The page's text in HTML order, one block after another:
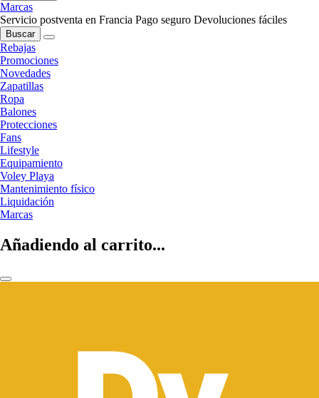
Marcas
Servicio postventa en Francia Pago seguro Devoluciones fáciles
Buscar
Rebajas
Promociones
Novedades
Zapatillas
Ropa
Balones
Protecciones
Fans
Lifestyle
Equipamiento
Voley Playa
Mantenimiento físico
Liquidación
Marcas
Añadiendo al carrito...